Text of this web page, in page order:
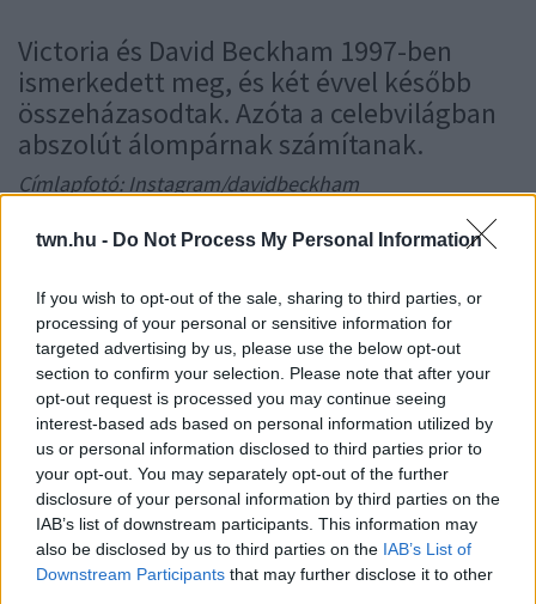
twn.hu - Do Not Process My Personal Information
If you wish to opt-out of the sale, sharing to third parties, or
processing of your personal or sensitive information for
targeted advertising by us, please use the below opt-out
section to confirm your selection. Please note that after your
opt-out request is processed you may continue seeing
interest-based ads based on personal information utilized by
us or personal information disclosed to third parties prior to
your opt-out. You may separately opt-out of the further
disclosure of your personal information by third parties on the
IAB’s list of downstream participants. This information may
also be disclosed by us to third parties on the IAB’s List of
Downstream Participants that may further disclose it to other
Victoria és David Beckham 1997-ben
ismerkedett meg, és két évvel később
összeházasodtak. Azóta a celebvilágban
abszolút álompárnak számítanak.
Címlapfotó: Instagram/davidbeckham
VICTORIA BECKHAM DAVID BECKHAM
ÉLELMISZER
24 ÓRA LEGFRISSEBB HÍREI
19:30
EGYRE TÖBB EMBERNÉL
JELENTKEZIK EZ A HIÁNYÁLLAPOT –
AZ ELSŐ JELEK SZINTE
ÉSZREVEHETETLENEK
Nálad is felléphet
tegnap
HA EZT ÉRZED EVÉS UTÁN,
A SZERVEZETED FONTOS DOLOGRA
PRÓBÁL FIGYELMEZTETNI